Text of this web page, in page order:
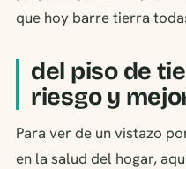
que hoy barre tierra
del piso de
riesgo y
Para ver de un vistazo
en la salud del hogar,